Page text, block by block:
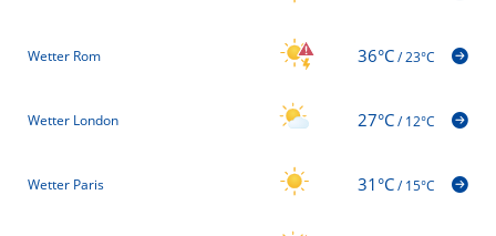
Wetter Rom 36°C/23°C
Wetter London 27°C/12°C
Wetter Paris 31°C/15°C